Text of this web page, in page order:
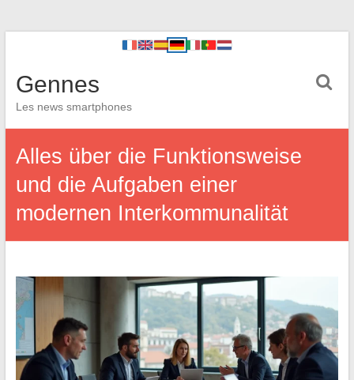
Gennes
Les news smartphones
Alles über die Funktionsweise
und die Aufgaben einer
modernen Interkommunalität